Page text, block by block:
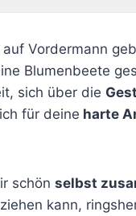
auf Vordermann
Blumenbeete
sich über die
für deine harte
schön selbst
kann,